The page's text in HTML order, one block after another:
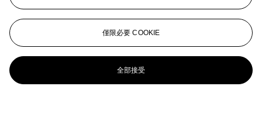
僅限必要 COOKIE
全部接受